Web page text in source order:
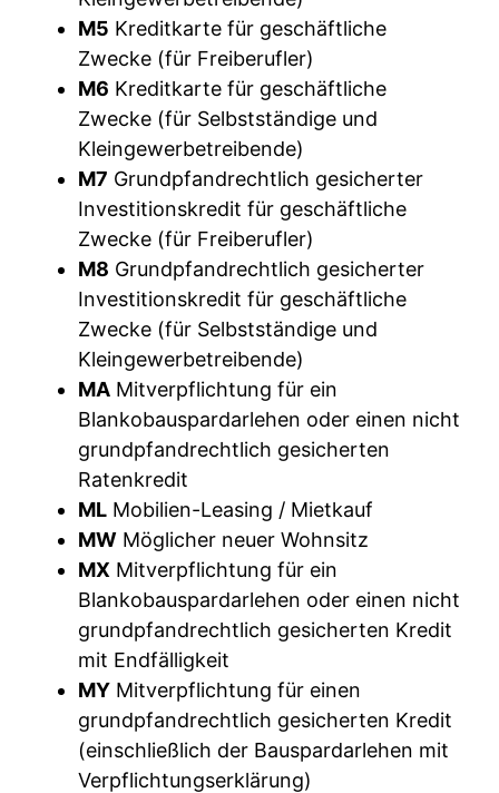
M5 Kreditkarte für geschäftliche
Zwecke (für Freiberufler)
M6 Kreditkarte für geschäftliche
Zwecke (für Selbstständige und
Kleingewerbetreibende)
M7 Grundpfandrechtlich gesicherter
Investitionskredit für geschäftliche
Zwecke (für Freiberufler)
M8 Grundpfandrechtlich gesicherter
Investitionskredit für geschäftliche
Zwecke (für Selbstständige und
Kleingewerbetreibende)
MA Mitverpflichtung für ein
Blankobauspardarlehen oder einen nicht
grundpfandrechtlich gesicherten
Ratenkredit
ML Mobilien-Leasing / Mietkauf
MW Möglicher neuer Wohnsitz
MX Mitverpflichtung für ein
Blankobauspardarlehen oder einen nicht
grundpfandrechtlich gesicherten Kredit
mit Endfälligkeit
MY Mitverpflichtung für einen
grundpfandrechtlich gesicherten Kredit
(einschließlich der Bauspardarlehen mit
Verpflichtungserklärung)